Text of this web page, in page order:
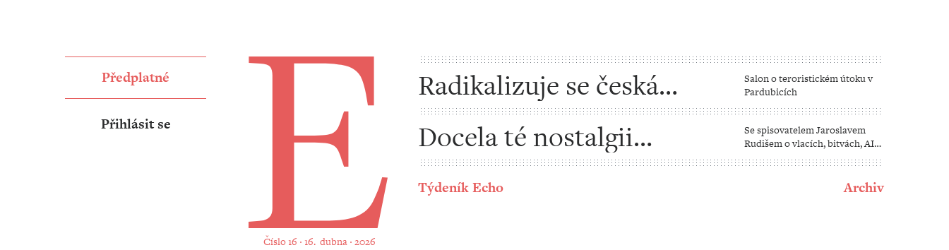
Číslo 16 ‧ 16. dubna ‧ 2026
Radikalizuje se česká
levice?
Salon o teroristickém útoku v
Pardubicích
Docela té nostalgii
rozumím
Se spisovatelem Jaroslavem
Rudišem o vlacích, bitvách, AI
a dalších věcech
Týdeník Echo Archiv
Předplatné
Přihlásit se